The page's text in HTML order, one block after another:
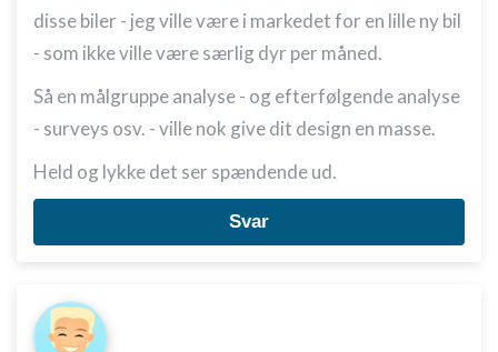
disse biler - jeg ville være i markedet for en lille ny bil
- som ikke ville være særlig dyr per måned.
Så en målgruppe analyse - og efterfølgende analyse
- surveys osv. - ville nok give dit design en masse.
Held og lykke det ser spændende ud.
Svar